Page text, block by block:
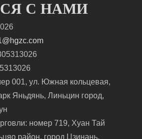
С НАМИ
001, ул. Южная кольцевая,
Яньдянь, Линьцин город,
номер 719, Хуан Тай
район, город Цзинань,